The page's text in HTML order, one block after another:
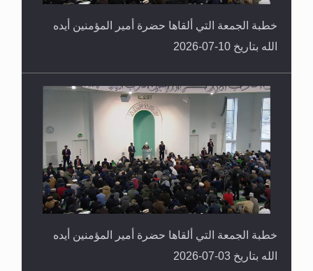
خطبة الجمعة التي ألقاها حضرة أمير المؤمنين أيده
الله بتاريخ 10-07-2026
خطبة الجمعة التي ألقاها حضرة أمير المؤمنين أيده
الله بتاريخ 03-07-2026